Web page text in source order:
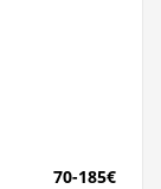
70-185€